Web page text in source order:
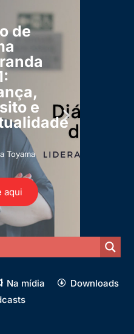
de
e
Toyama
aqui
Na mídia
Downloads